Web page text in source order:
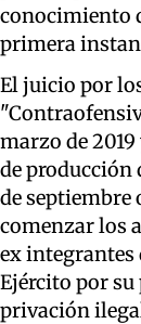
conocimiento
primera
El juicio por
marzo de
de producción
de
comenzar los
ex integrantes
Ejército por
privación